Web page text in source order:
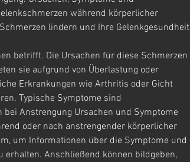
während körperlicher
lindern und Ihre Gelenkgesundheit
sie aufgrund von Überlastung oder
Erkrankungen wie Arthritis oder Gicht
Typische Symptome sind
bei Anstrengung Ursachen und Symptome
oder nach anstrengender körperlicher
um Informationen über die Symptome und
erhalten. Anschließend können bildgeben,